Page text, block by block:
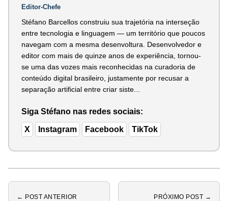
Editor-Chefe
Stéfano Barcellos construiu sua trajetória na interseção
entre tecnologia e linguagem — um território que poucos
navegam com a mesma desenvoltura. Desenvolvedor e
editor com mais de quinze anos de experiência, tornou-
se uma das vozes mais reconhecidas na curadoria de
conteúdo digital brasileiro, justamente por recusar a
separação artificial entre criar siste...
Siga Stéfano nas redes sociais:
X Instagram Facebook TikTok
← POST ANTERIOR PRÓXIMO POST →